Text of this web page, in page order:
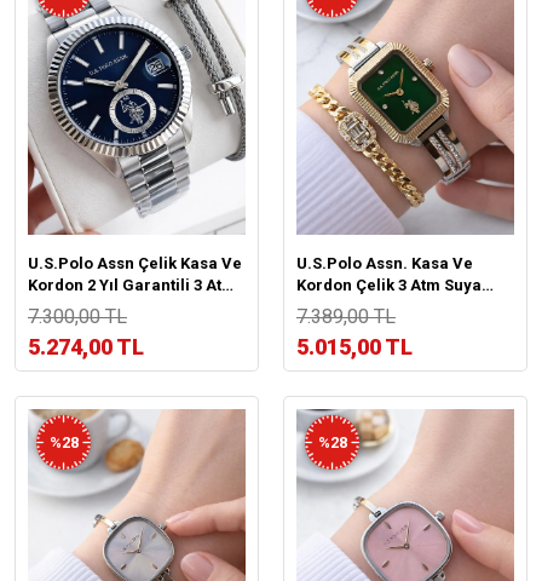
U.S.Polo Assn Çelik Kasa Ve
Kordon 2 Yıl Garantili 3 Atm
Suya Dayanıklı Erkek Kol
Saati E.PA1148-02
7.300,00 TL
5.274,00 TL
U.S.Polo Assn. Kasa Ve
Kordon Çelik 3 Atm Suya
Dayanıklı 2 Yıl Garantili
Kadın Kol Saati U02147.3
7.389,00 TL
5.015,00 TL
%28 %28